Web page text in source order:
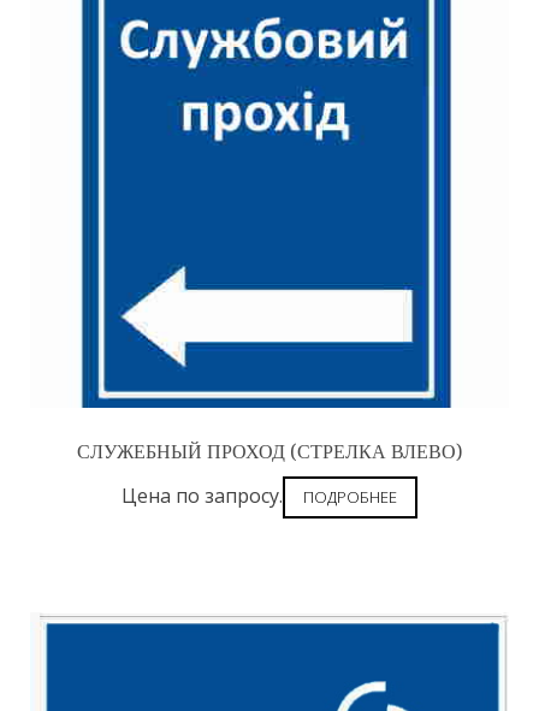
СЛУЖЕБНЫЙ ПРОХОД (СТРЕЛКА ВЛЕВО)
Цена по запросу. ПОДРОБНЕЕ